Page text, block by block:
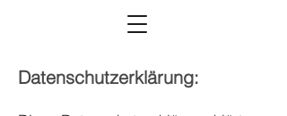
Datenschutzerklärung: